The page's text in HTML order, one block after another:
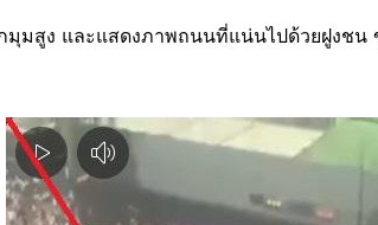
มุมสูง และแสดงภาพถนนที่แน่นไปด้วยฝูงช